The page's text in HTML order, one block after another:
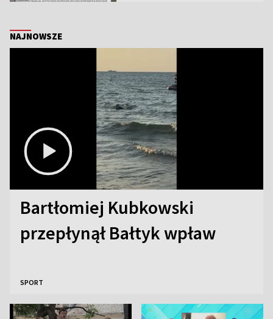
NAJNOWSZE
Bartłomiej Kubkowski
przepłynął Bałtyk wpław
SPORT